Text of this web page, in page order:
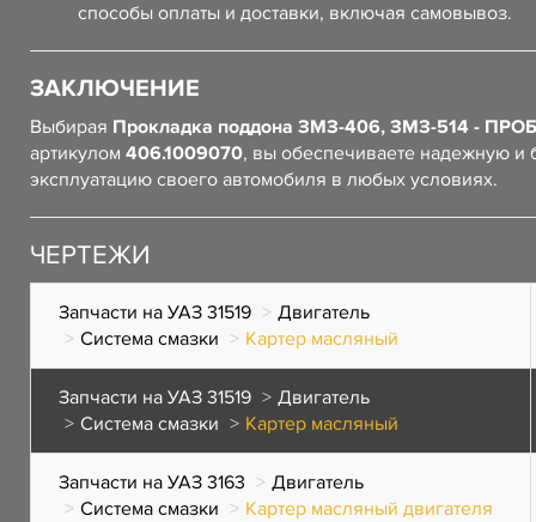
способы оплаты и доставки, включая самовывоз.
ЗАКЛЮЧЕНИЕ
Выбирая Прокладка поддона ЗМЗ-406, ЗМЗ-514 -
артикулом 406.1009070, вы обеспечиваете надежную и
эксплуатацию своего автомобиля в любых условиях.
ЧЕРТЕЖИ
Запчасти на УАЗ 31519
Двигатель
Система смазки
Картер масляный
Запчасти на УАЗ 31519
Двигатель
Система смазки
Картер масляный
Запчасти на УАЗ 3163
Двигатель
Система смазки
Картер масляный двигателя